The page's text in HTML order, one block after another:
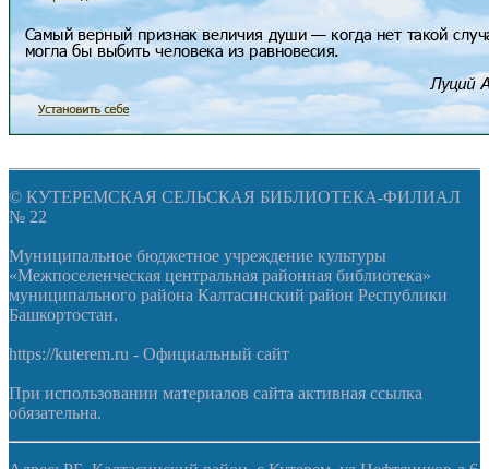
© КУТЕРЕМСКАЯ СЕЛЬСКАЯ БИБЛИОТЕКА-ФИЛИАЛ
№ 22
Муниципальное бюджетное учреждение культуры
«Межпоселенческая центральная районная библиотека»
муниципального района Калтасинский район Республики
Башкортостан.
https://kuterem.ru - Официальный сайт
При использовании материалов сайта активная ссылка
обязательна.